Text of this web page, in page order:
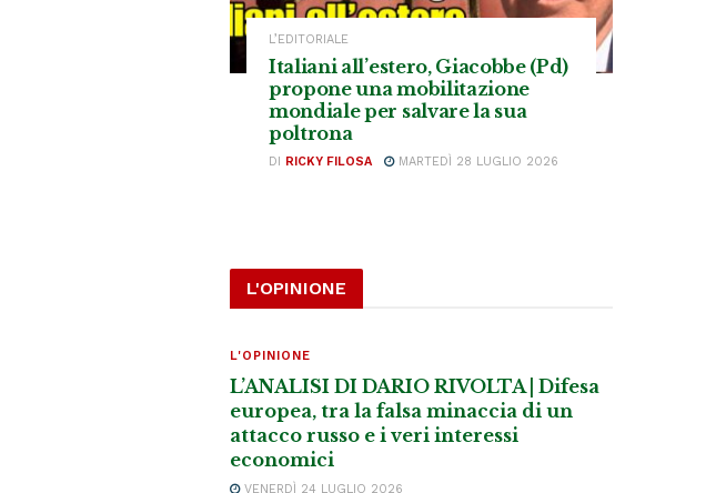
L’EDITORIALE
Italiani all’estero, Giacobbe (Pd)
propone una mobilitazione
mondiale per salvare la sua
poltrona
DI RICKY FILOSA MARTEDÌ 28 LUGLIO 2026
L'OPINIONE
L'OPINIONE
L’ANALISI DI DARIO RIVOLTA | Difesa
europea, tra la falsa minaccia di un
attacco russo e i veri interessi
economici
VENERDÌ 24 LUGLIO 2026